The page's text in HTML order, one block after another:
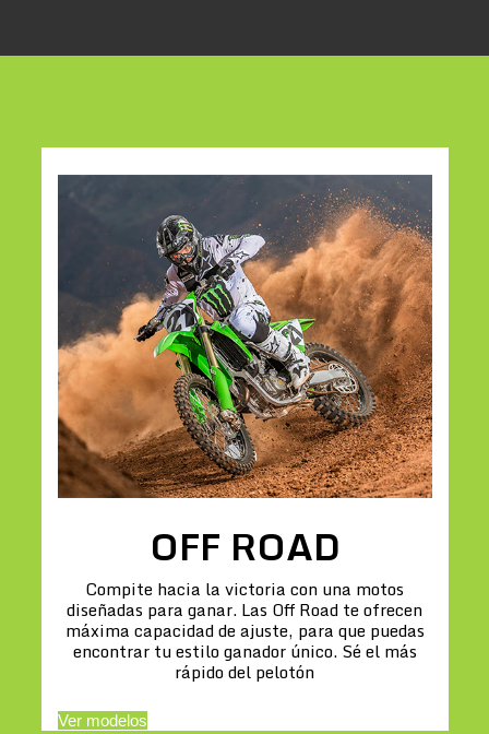
OFF ROAD
Compite hacia la victoria con una motos
diseñadas para ganar. Las Off Road te ofrecen
máxima capacidad de ajuste, para que puedas
encontrar tu estilo ganador único. Sé el más
rápido del pelotón
Ver modelos